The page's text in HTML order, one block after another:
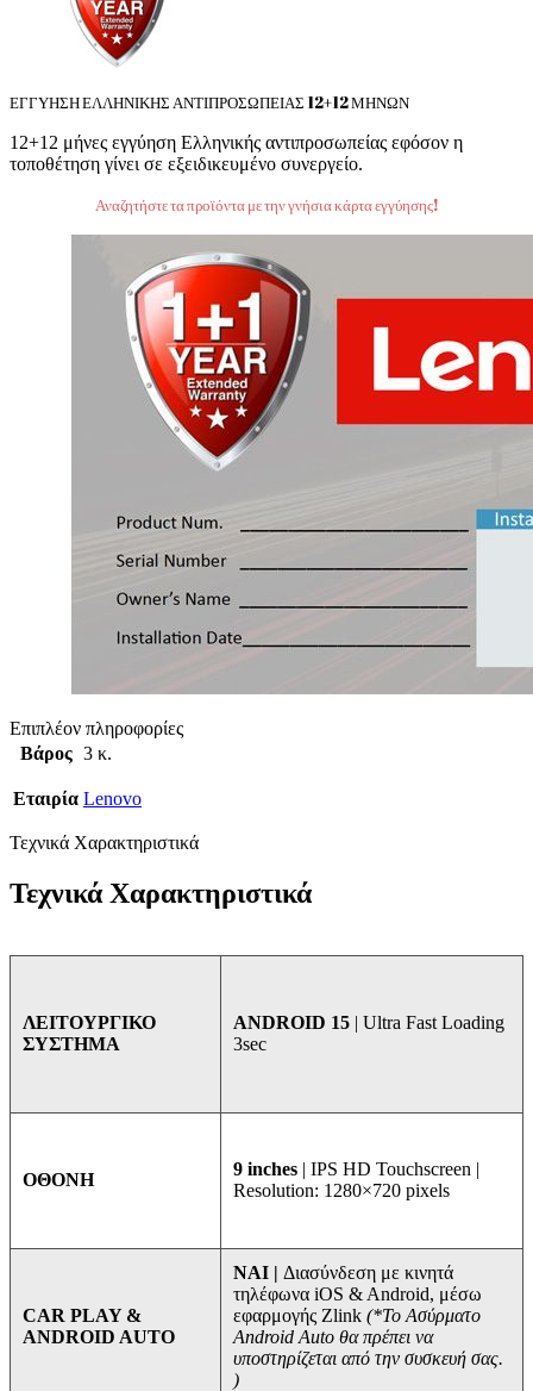
ΕΓΓΥΗΣΗ ΕΛΛΗΝΙΚΗΣ ΑΝΤΙΠΡΟΣΩΠΕΙΑΣ 12+12 ΜΗΝΩΝ
12+12 μήνες εγγύηση Ελληνικής αντιπροσωπείας εφόσον η
τοποθέτηση γίνει σε εξειδικευμένο συνεργείο.
Αναζητήστε τα προϊόντα με την γνήσια κάρτα εγγύησης!
Επιπλέον πληροφορίες
Βάρος 3 κ.
Εταιρία Lenovo
Τεχνικά Χαρακτηριστικά
Τεχνικά Χαρακτηριστικά
ΛΕΙΤΟΥΡΓΙΚΟ
ΣΥΣΤΗΜΑ
ANDROID 15 | Ultra Fast Loading
3sec
ΟΘΟΝΗ
9 inches | IPS HD Touchscreen |
Resolution: 1280×720 pixels
CAR PLAY &
ANDROID AUTO
ΝΑΙ | Διασύνδεση με κινητά
τηλέφωνα iOS & Android, μέσω
εφαρμογής Zlink (*Το Ασύρματο
Android Auto θα πρέπει να
υποστηρίζεται από την συσκευή σας.
)